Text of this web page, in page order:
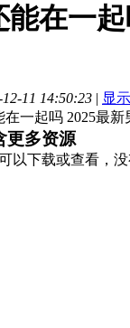
在一
11 14:50:23 | 显
一起吗 2025最
更多资源
以下载或查看，